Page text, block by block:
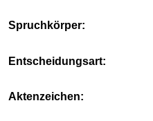
Spruchkörper:
Entscheidungsart:
Aktenzeichen: